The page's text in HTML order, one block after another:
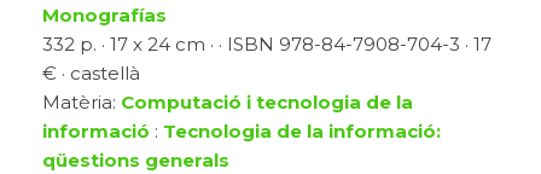
Monografías
332 p. · 17 x 24 cm · · ISBN 978-84-7908-704-3 · 17
€ · castellà
Matèria: Computació i tecnologia de la
informació : Tecnologia de la informació:
qüestions generals